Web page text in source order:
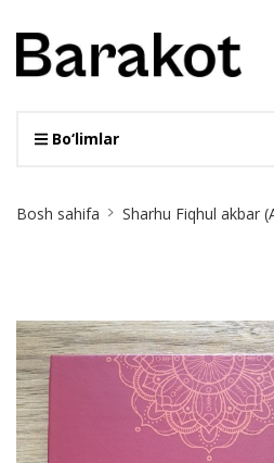
Bo‘limlar
Breadcrumb
Bosh sahifa Sharhu Fiqhul akbar